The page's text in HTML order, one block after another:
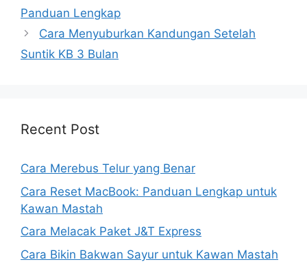
Panduan Lengkap
Cara Menyuburkan Kandungan Setelah
Suntik KB 3 Bulan
Recent Post
Cara Merebus Telur yang Benar
Cara Reset MacBook: Panduan Lengkap untuk
Kawan Mastah
Cara Melacak Paket J&T Express
Cara Bikin Bakwan Sayur untuk Kawan Mastah